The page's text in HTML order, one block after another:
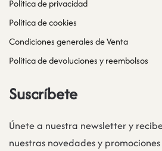
Política de privacidad
Política de cookies
Condiciones generales de Venta
Política de devoluciones y reembolsos
Suscríbete
Únete a nuestra newsletter y
nuestras novedades y